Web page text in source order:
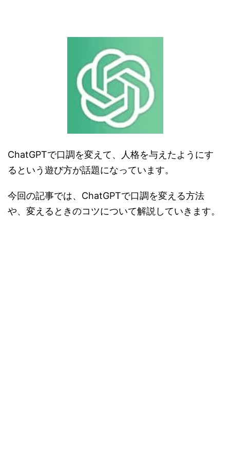
ChatGPTで口調を変えて、人格を与えたようにす
るという遊び方が話題になっています。
今回の記事では、ChatGPTで口調を変える方法
や、変えるときのコツについて解説していきます。